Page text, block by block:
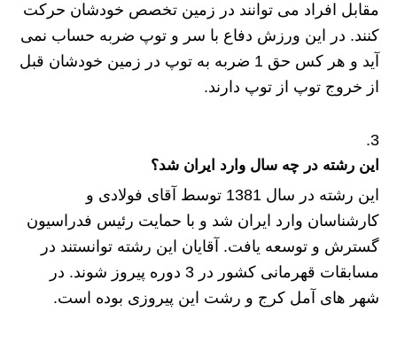
مقابل افراد می توانند در زمین تخصص خودشان حرکت
کنند. در این ورزش دفاع با سر و توپ ضربه حساب نمی
آید و هر کس حق 1 ضربه به توپ در زمین خودشان قبل
از خروج توپ از توپ دارند.
این رشته در چه سال وارد ایران شد؟
این رشته در سال 1381 توسط آقای فولادی و
کارشناسان وارد ایران شد و با حمایت رئیس فدراسیون
گسترش و توسعه یافت. آقایان این رشته توانستند در
مسابقات قهرمانی کشور در 3 دوره پیروز شوند. در
شهر های آمل کرج و رشت این پیروزی بوده است.